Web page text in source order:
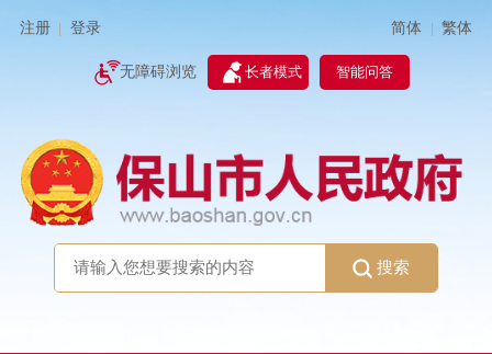
注册 登录 简体 | 繁体
无障碍浏览 长者模式 智能问答
搜索